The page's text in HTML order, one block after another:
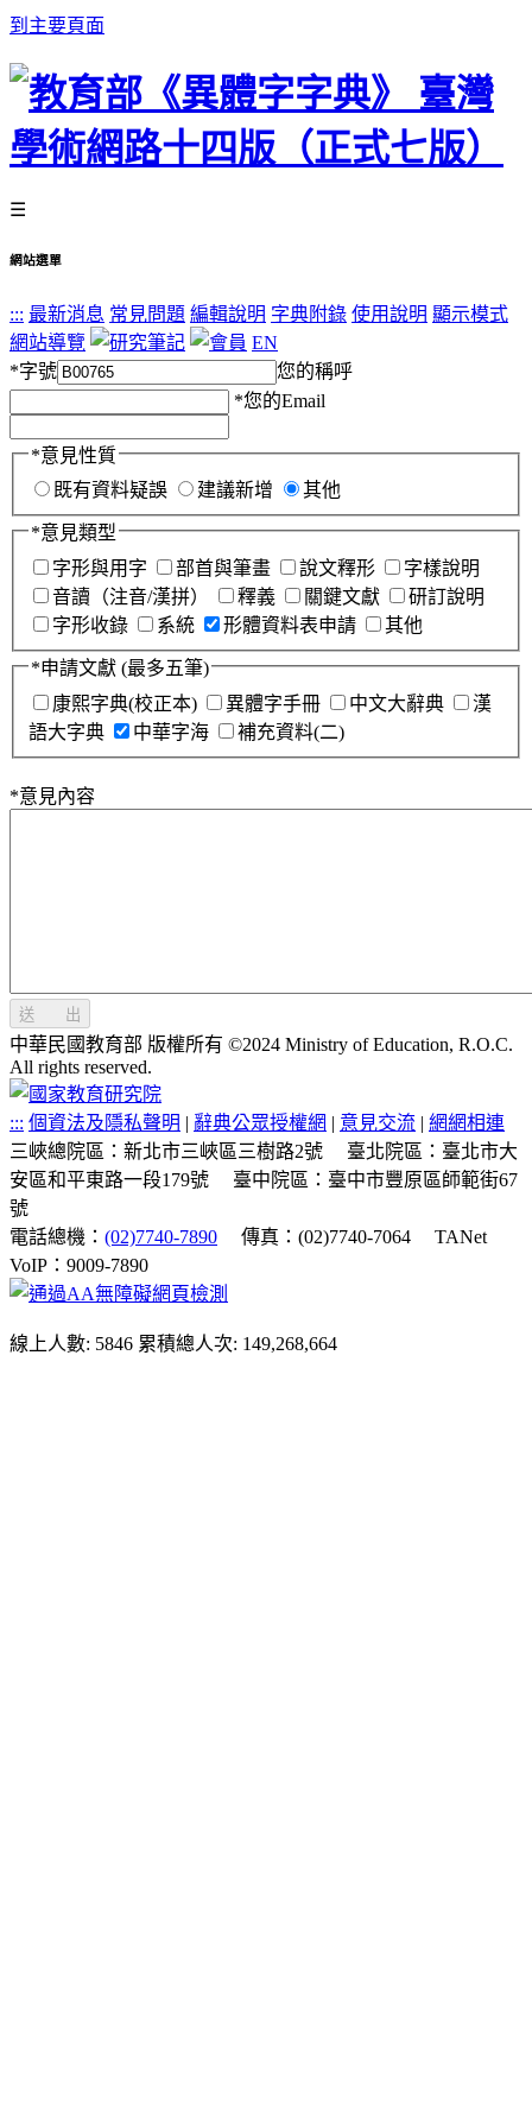
到主要頁面
☰
網站選單
::: 最新消息 常見問題 編輯說明 字典附錄 使用說明 顯示模式
網站導覽
EN
*字號
您的稱呼
*您的Email
*意見性質
既有資料疑誤
建議新增 其他
*意見類型
字形與用字
部首與筆畫 說文釋形
字樣說明
音讀（注音/漢拼）
釋義 關鍵文獻
研訂說明
字形收錄
系統 形體資料表申請 其他
*申請文獻 (最多五筆)
康熙字典(校正本)
異體字手冊 中文大辭典
漢
語大字典
中華字海 補充資料(二)
*意見內容
送 出
中華民國教育部 版權所有 ©2024 Ministry of Education, R.O.C.
All rights reserved.
::: 個資法及隱私聲明 | 辭典公眾授權網 | 意見交流 | 網網相連
三峽總院區：新北市三峽區三樹路2號
臺北院區：臺北市大
安區和平東路一段179號
臺中院區：臺中市豐原區師範街67
號
電話總機： (02)7740-7890 傳真：(02)7740-7064
TANet
VoIP：9009-7890
線上人數: 5846 累積總人次: 149,268,664